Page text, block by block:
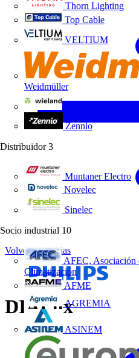
Thorn Lighting
Top Cable
VELTIUM
Weidmüller
Zennio
Distribuidor 3
Muntaner Electro
Novelec
Sinelec
Socio industrial 10
AFEC, Asociación
Climatización
AFME
AGREMIA
ASINEM
Volver a Noticias
DIALux